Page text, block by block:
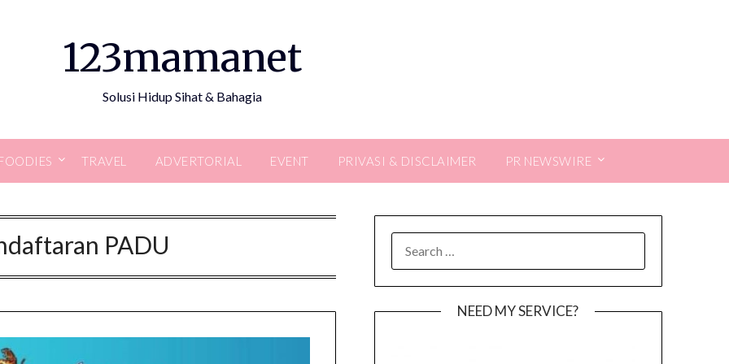
123mamanet
Solusi Hidup Sihat & Bahagia
TRAVEL ADVERTORIAL EVENT PRIVASI & DISCLAIMER PR NEWSWIRE
PADU
FOR:
NEED MY SERVICE?